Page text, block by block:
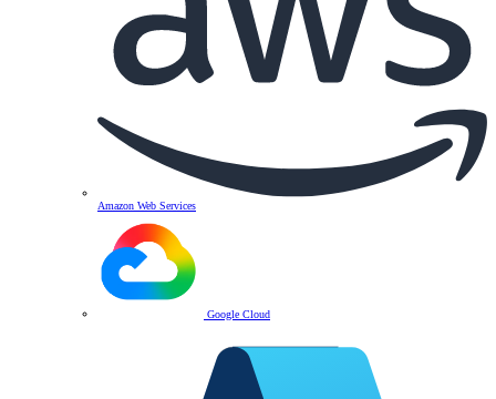
Amazon Web Services
Google Cloud